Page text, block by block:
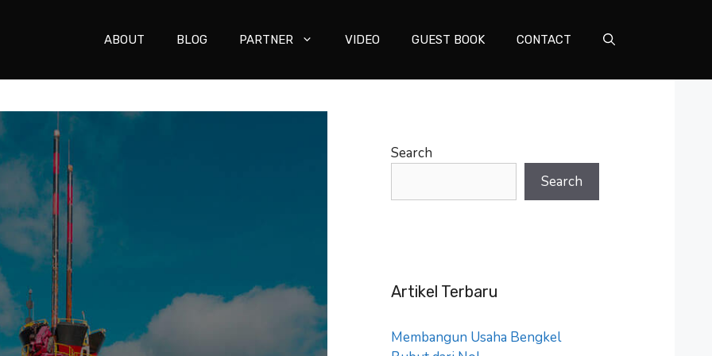
ABOUT BLOG PARTNER VIDEO GUEST BOOK CONTACT
Search
Search
Artikel Terbaru
Membangun Usaha Bengkel